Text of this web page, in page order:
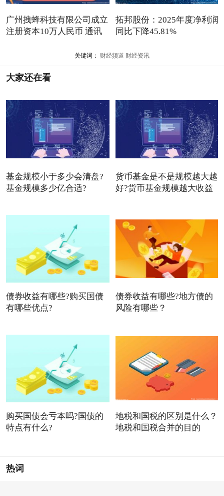
广州拽蜂科技有限公司成立
注册资本10万人民币 通讯
拓邦股份：2025年度净利润
同比下降45.81%
关键词： 财经频道 财经资讯
大家还在看
基金规模小于多少会清盘?
基金规模多少亿合适?
货币基金是不是规模越大越
好?货币基金规模越大收益
债券收益有哪些?购买国债
有哪些优点?
债券收益有哪些?地方债的
风险有哪些？
购买国债会亏本吗?国债的
特点有什么?
地税和国税的区别是什么？
地税和国税合并的目的
热词